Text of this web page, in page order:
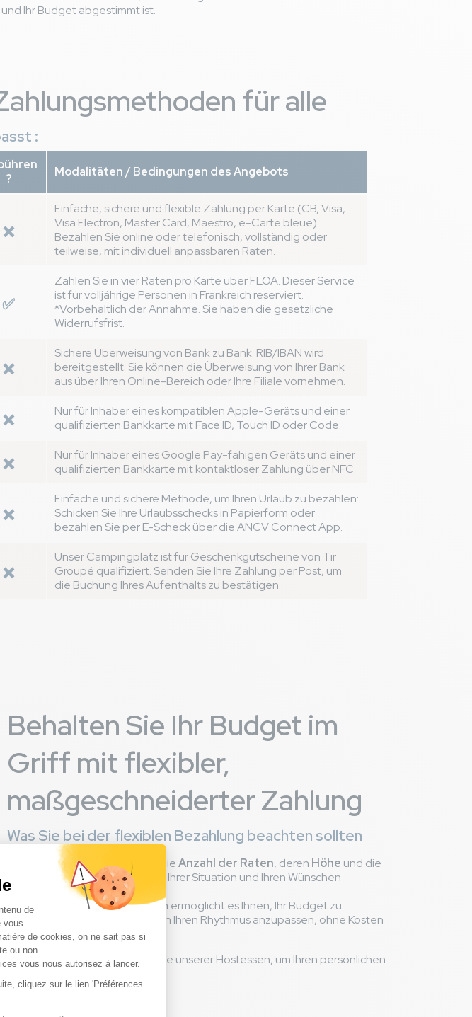
Ihr Budget abgestimmt ist.
für alle
:
?
Modalitäten / Bedingungen des Angebots
❌
Einfache, sichere und flexible Zahlung per Karte (CB, Visa,
Visa Electron, Master Card, Maestro, e-Carte bleue).
Bezahlen Sie online oder telefonisch, vollständig oder
teilweise, mit individuell anpassbaren Raten.
✅
Zahlen Sie in vier Raten pro Karte über FLOA. Dieser Service
ist für volljährige Personen in Frankreich reserviert.
*Vorbehaltlich der Annahme. Sie haben die gesetzliche
Widerrufsfrist.
❌
Sichere Überweisung von Bank zu Bank. RIB/IBAN wird
bereitgestellt. Sie können die Überweisung von Ihrer Bank
aus über Ihren Online-Bereich oder Ihre Filiale vornehmen.
❌
Nur für Inhaber eines kompatiblen Apple-Geräts und einer
qualifizierten Bankkarte mit Face ID, Touch ID oder Code.
❌
Nur für Inhaber eines Google Pay-fähigen Geräts und einer
qualifizierten Bankkarte mit kontaktloser Zahlung über NFC.
❌
Einfache und sichere Methode, um Ihren Urlaub zu bezahlen:
Schicken Sie Ihre Urlaubsschecks in Papierform oder
bezahlen Sie per E-Scheck über die ANCV Connect App.
❌
Unser Campingplatz ist für Geschenkgutscheine von Tir
Groupé qualifiziert. Senden Sie Ihre Zahlung per Post, um
die Buchung Ihres Aufenthalts zu bestätigen.
Behalten Sie Ihr Budget im
Griff mit flexibler,
maßgeschneiderter Zahlung
Was Sie bei der flexiblen Bezahlung beachten sollten
Sie können mit unserem Team dieAnzahl der Raten, deren Höhe und die
Zahlungsmethode(n) je nach Ihrer Situation und Ihren Wünschen
festlegen.
Dieses 100% kostenlose System ermöglicht es Ihnen, Ihr Budget zu
kontrollieren und Ihre Zahlung an Ihren Rhythmus anzupassen, ohne Kosten
oder Einschränkungen.
📞 Wenden Sie sich direkt an eine unserer Hostessen, um Ihren persönlichen